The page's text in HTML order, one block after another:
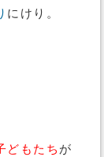
にけり。
どもたち が